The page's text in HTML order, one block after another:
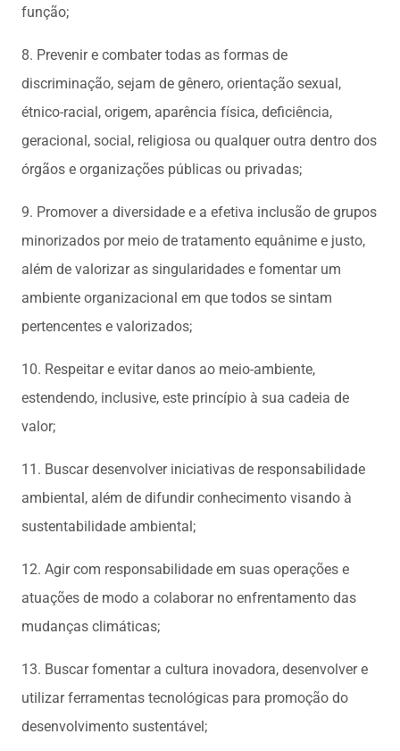
função;
8. Prevenir e combater todas as formas de
discriminação, sejam de gênero, orientação sexual,
étnico-racial, origem, aparência física, deficiência,
geracional, social, religiosa ou qualquer outra dentro dos
órgãos e organizações públicas ou privadas;
9. Promover a diversidade e a efetiva inclusão de grupos
minorizados por meio de tratamento equânime e justo,
além de valorizar as singularidades e fomentar um
ambiente organizacional em que todos se sintam
pertencentes e valorizados;
10. Respeitar e evitar danos ao meio-ambiente,
estendendo, inclusive, este princípio à sua cadeia de
valor;
11. Buscar desenvolver iniciativas de responsabilidade
ambiental, além de difundir conhecimento visando à
sustentabilidade ambiental;
12. Agir com responsabilidade em suas operações e
atuações de modo a colaborar no enfrentamento das
mudanças climáticas;
13. Buscar fomentar a cultura inovadora, desenvolver e
utilizar ferramentas tecnológicas para promoção do
desenvolvimento sustentável;